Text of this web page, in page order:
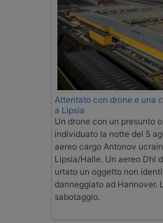
Attentato con drone e una
a Lipsia
Un drone con un presunto
individuato la notte del 5
aereo cargo Antonov
Lipsia/Halle. Un aereo Dhl
urtato un oggetto non
danneggiato ad Hannover.
sabotaggio.